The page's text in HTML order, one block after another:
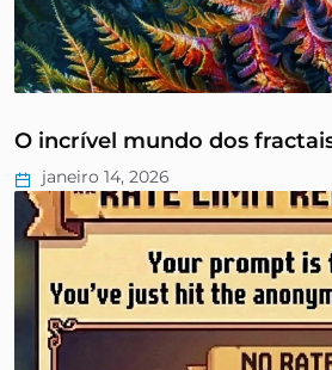
O incrível mundo dos
janeiro 14, 2026